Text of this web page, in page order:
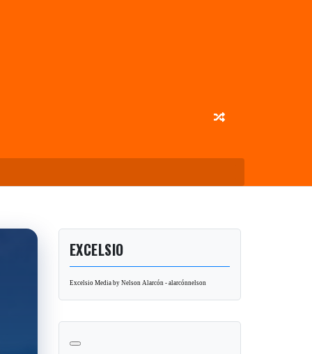
EXCELSIO
Excelsio Media by Nelson Alarcón - alarcónnelson